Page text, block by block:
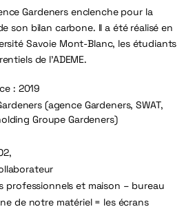
Gardeners enclenche pour la
son bilan carbone. Il a été réalisé en
Savoie Mont-Blanc, les étudiants
de l’ADEME.
: 2019
(agence Gardeners, SWAT,
Groupe Gardeners)
professionnels et maison – bureau
de notre matériel = les écrans